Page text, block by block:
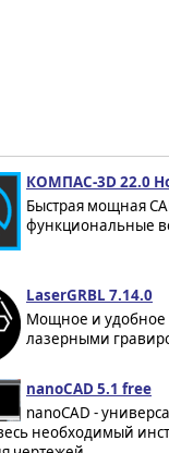
КОМПАС-3D 22.0
Быстрая мощная
функциональные
LaserGRBL 7.14.0
Мощное и удобное
лазерными
nanoCAD 5.1 free
nanoCAD -
необходимый